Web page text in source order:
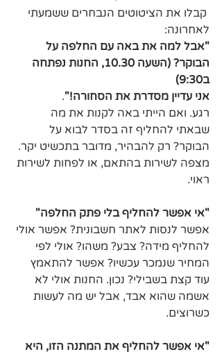
קבלו את הציטוטים הנבחרים ששמעתי
לאחרונה:
"אבל למה את באה עם החלפה על
הבוקר? (השעה 10.30, החנות נפתחה
ב9:30)
אני עדיין מסדרת את הסחורה!".
רגע. ואם הייתי באה לקנות את מה
שבאתי להחליף זה בסדר לבוא על
הבוקר? רק להבהיר, מדובר בתכשיט יקר.
מצפה לשירות בהתאם, או לפחות לשירות
ראוי.
"אי אפשר להחליף בלי פתק החלפה"
אפשר לנסות לאתר חשבונית? אפשר אולי
להחליף מידה? צבע? משהו? אולי לפי
המחיר שנמכר עכשיו? אפשר להתאמץ
עוד קצת בשבילי? נכון. החנות אולי לא
אשמה שהוא אבד, אבל יש מה לעשות
כשרוצים.
"אי אפשר להחליף את המתנה הזו, היא